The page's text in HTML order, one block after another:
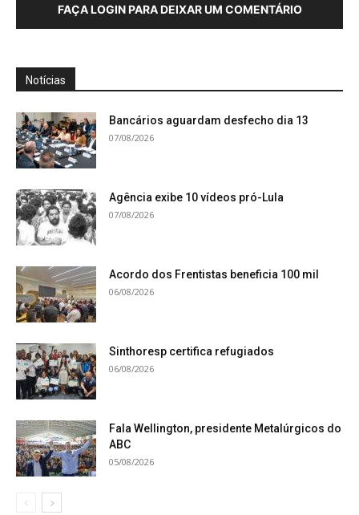
FAÇA LOGIN PARA DEIXAR UM COMENTÁRIO
Notícias
Bancários aguardam desfecho dia 13
07/08/2026
Agência exibe 10 vídeos pró-Lula
07/08/2026
Acordo dos Frentistas beneficia 100 mil
06/08/2026
Sinthoresp certifica refugiados
06/08/2026
Fala Wellington, presidente Metalúrgicos do
ABC
05/08/2026